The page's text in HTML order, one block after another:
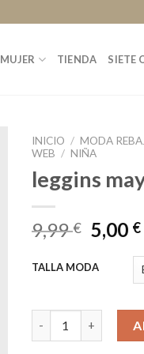
MUJER TIENDA SIETE
INICIO / MODA
WEB / NIÑA
leggins
9,99€ 5,00 €
TALLA MODA
leggins mayoral